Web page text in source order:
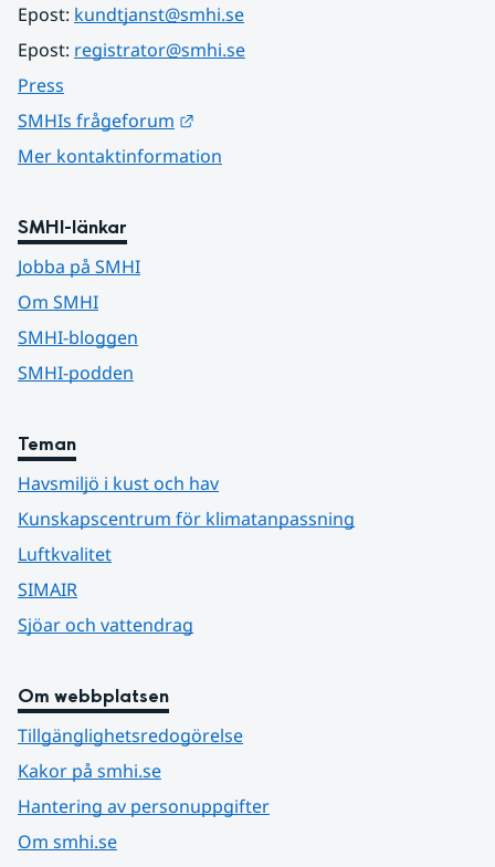
Epost: kundtjanst@smhi.se
Epost: registrator@smhi.se
Press
SMHIs frågeforum
Mer kontaktinformation
SMHI-länkar
Jobba på SMHI
Om SMHI
SMHI-bloggen
SMHI-podden
Teman
Havsmiljö i kust och hav
Kunskapscentrum för klimatanpassning
Luftkvalitet
SIMAIR
Sjöar och vattendrag
Om webbplatsen
Tillgänglighetsredogörelse
Kakor på smhi.se
Hantering av personuppgifter
Om smhi.se